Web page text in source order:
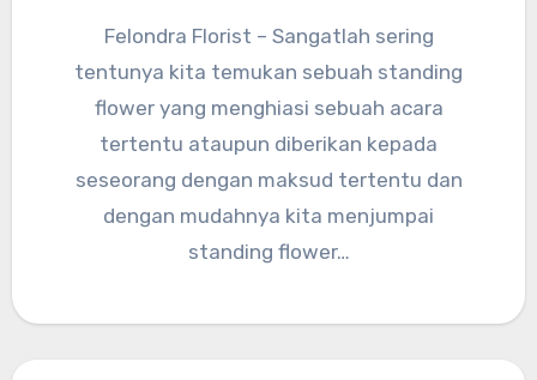
Felondra Florist – Sangatlah sering
tentunya kita temukan sebuah standing
flower yang menghiasi sebuah acara
tertentu ataupun diberikan kepada
seseorang dengan maksud tertentu dan
dengan mudahnya kita menjumpai
standing flower…